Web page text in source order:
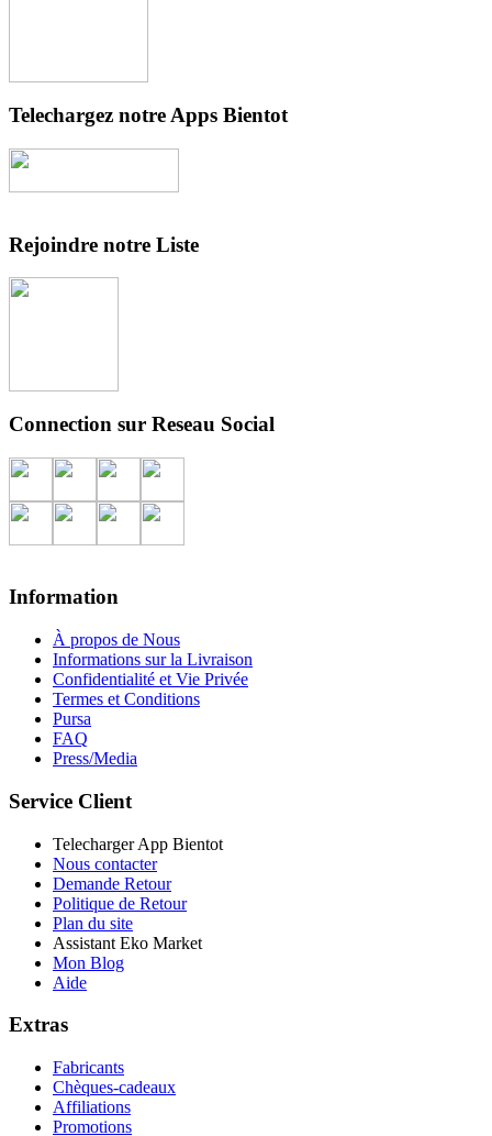
Telechargez notre Apps Bientot
Rejoindre notre Liste
Connection sur Reseau Social
Information
À propos de Nous
Informations sur la Livraison
Confidentialité et Vie Privée
Termes et Conditions
Pursa
FAQ
Press/Media
Service Client
Telecharger App Bientot
Nous contacter
Demande Retour
Politique de Retour
Plan du site
Assistant Eko Market
Mon Blog
Aide
Extras
Fabricants
Chèques-cadeaux
Affiliations
Promotions